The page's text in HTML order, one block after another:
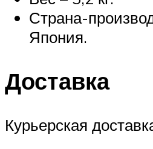
Страна-
Япония.
Доставка
Курьерская